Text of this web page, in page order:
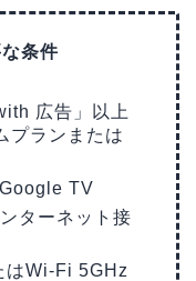
条件
広告」以上
プランまたは
TV
ターネット接
はWi-Fi 5GHz